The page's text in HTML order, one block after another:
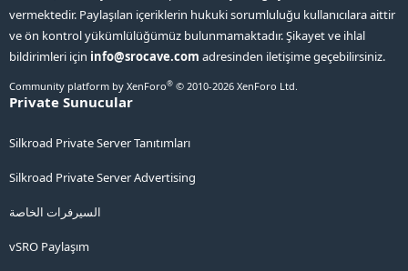
vermektedir. Paylaşılan içeriklerin hukuki sorumluluğu kullanıcılara aittir
ve ön kontrol yükümlülüğümüz bulunmamaktadır. Şikayet ve ihlal
bildirimleri için info@srocave.com adresinden iletişime geçebilirsiniz.
Community platform by XenForo® © 2010-2026 XenForo Ltd.
Private Sunucular
Silkroad Private Server Tanıtımları
Silkroad Private Server Advertising
السيرفرات الخاصة
vSRO Paylaşım